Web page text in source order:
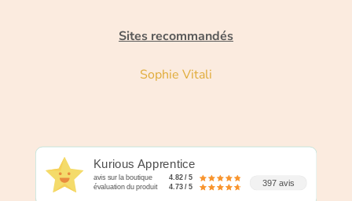
Sites recommandés
Sophie Vitali
Kurious Apprentice
avis sur la boutique 4.82 / 5
évaluation du produit 4.73 / 5 397 avis